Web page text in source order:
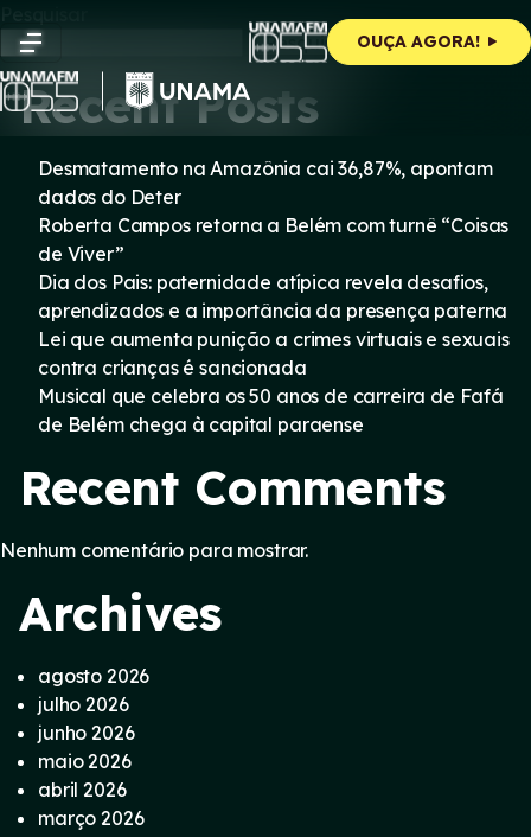
content
OUÇA AGORA!
Pesquisar
Pesquisar
Recent Posts
Desmatamento na Amazônia cai 36,87%, apontam
dados do Deter
Roberta Campos retorna a Belém com turnê “Coisas
de Viver”
Dia dos Pais: paternidade atípica revela desafios,
aprendizados e a importância da presença paterna
Lei que aumenta punição a crimes virtuais e sexuais
contra crianças é sancionada
Musical que celebra os 50 anos de carreira de Fafá
de Belém chega à capital paraense
Recent Comments
Nenhum comentário para mostrar.
Archives
agosto 2026
julho 2026
junho 2026
maio 2026
abril 2026
março 2026